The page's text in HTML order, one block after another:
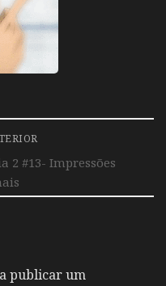
2 #13- Impressões
publicar um